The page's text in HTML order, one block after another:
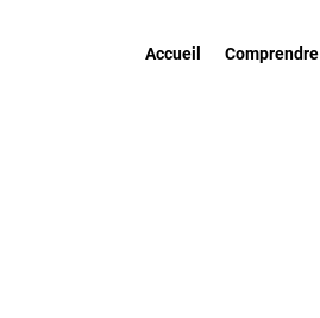
Accueil Comprendre